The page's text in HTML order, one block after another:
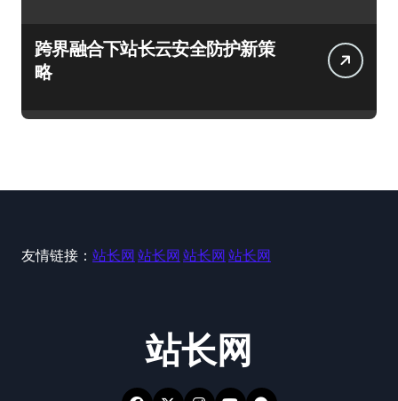
跨界融合下站长云安全防护新策
略
友情链接： 站长网 站长网 站长网 站长网
站长网